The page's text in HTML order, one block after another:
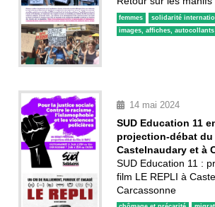
femmes
solidarité
images, affiches, autocollants
14 mai 2024
SUD Education 11
projection-débat du
Castelnaudary et à
SUD Education 11 :
film LE REPLI à
Carcassonne